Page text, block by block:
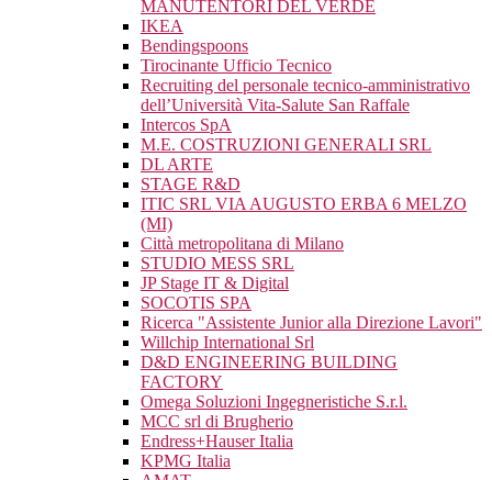
MANUTENTORI DEL VERDE
IKEA
Bendingspoons
Tirocinante Ufficio Tecnico
Recruiting del personale tecnico-amministrativo
dell’Università Vita-Salute San Raffale
Intercos SpA
M.E. COSTRUZIONI GENERALI SRL
DL ARTE
STAGE R&D
ITIC SRL VIA AUGUSTO ERBA 6 MELZO
(MI)
Città metropolitana di Milano
STUDIO MESS SRL
JP Stage IT & Digital
SOCOTIS SPA
Ricerca "Assistente Junior alla Direzione Lavori"
Willchip International Srl
D&D ENGINEERING BUILDING
FACTORY
Omega Soluzioni Ingegneristiche S.r.l.
MCC srl di Brugherio
Endress+Hauser Italia
KPMG Italia